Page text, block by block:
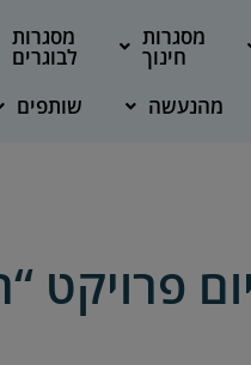
מסגרות
חינוך
מסגרות
לבוגרים
מהנעשה שותפים
פרויקט